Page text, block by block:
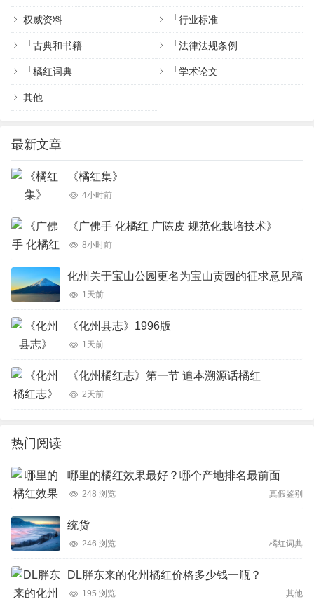
权威资料 └行业标准
└古典和书籍 └法律法规条例
└橘红词典 └学术论文
其他
最新文章
《橘红集》
4小时前
《广佛手 化橘红 广陈皮 规范化栽培技术》
8小时前
化州关于宝山公园更名为宝山贡园的征求意见稿
1天前
《化州县志》1996版
1天前
《化州橘红志》第一节 追本溯源话橘红
2天前
热门阅读
哪里的橘红效果最好？哪个产地排名最前面
248 浏览 真假鉴别
统货
246 浏览 橘红词典
DL胖东来的化州橘红价格多少钱一瓶？
195 浏览 其他